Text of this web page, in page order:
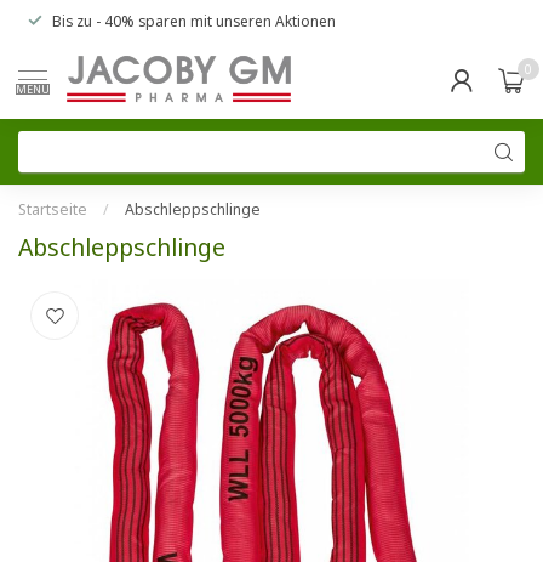
Bis zu - 40% sparen mit unseren Aktionen
MENU
0
Startseite / Abschleppschlinge
Abschleppschlinge